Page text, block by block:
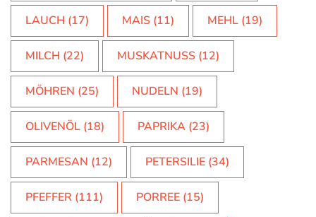
LAUCH (17) MAIS (11) MEHL (19)
MILCH (22) MUSKATNUSS (12)
MÖHREN (25) NUDELN (19)
OLIVENÖL (18) PAPRIKA (23)
PARMESAN (12) PETERSILIE (34)
PFEFFER (111) PORREE (15)